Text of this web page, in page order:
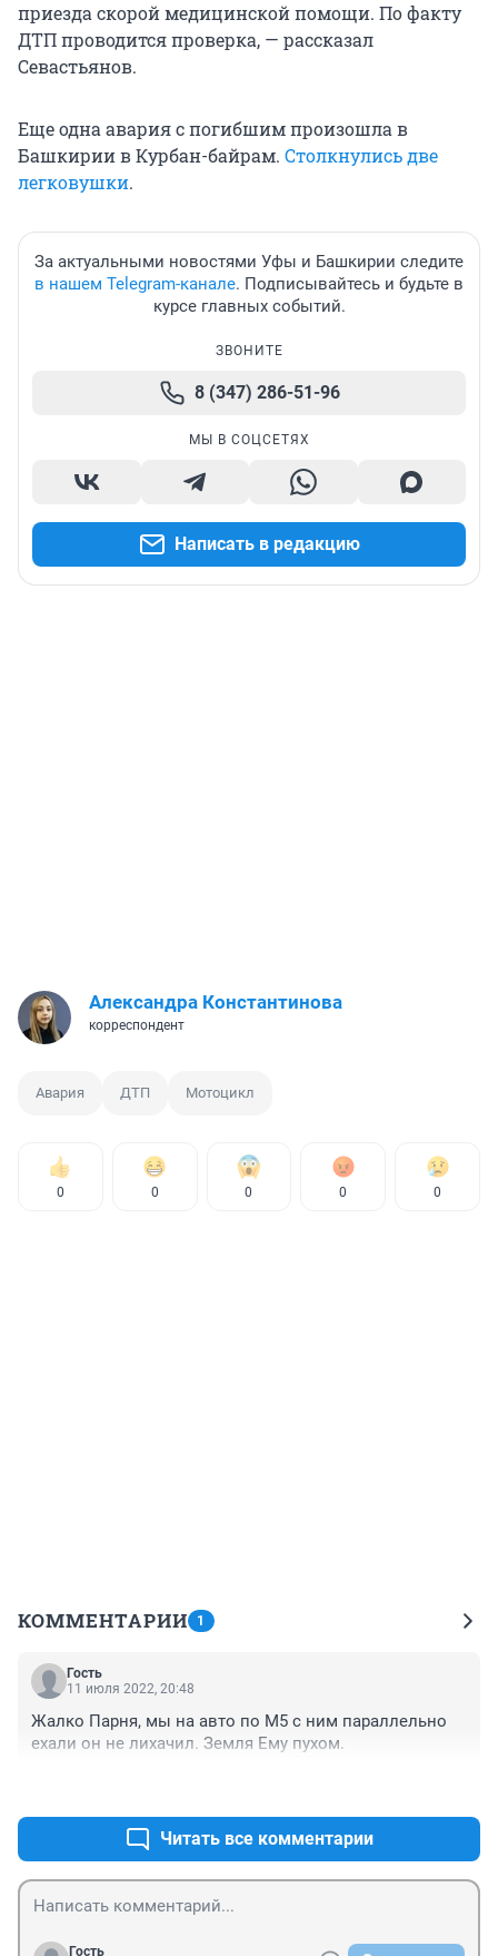
приезда скорой медицинской помощи. По факту
ДТП проводится проверка, — рассказал
Севастьянов.
Еще одна авария с погибшим произошла в
Башкирии в Курбан-байрам. Столкнулись две
легковушки.
За актуальными новостями Уфы и Башкирии следите
в нашем Telegram-канале. Подписывайтесь и будьте в
курсе главных событий.
ЗВОНИТЕ
8 (347) 286-51-96
МЫ В СОЦСЕТЯХ
Написать в редакцию
Александра Константинова
корреспондент
Авария ДТП Мотоцикл
0 0 0 0 0
КОММЕНТАРИИ 1
Гость
11 июля 2022, 20:48
Жалко Парня, мы на авто по М5 с ним параллельно
ехали он не лихачил. Земля Ему пухом.
Читать все комментарии
Гость